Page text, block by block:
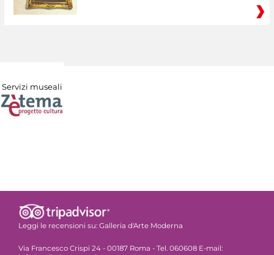
Servizi museali
Leggi le recensioni su: Galleria d'Arte Moderna
Via Francesco Crispi 24 - 00187 Roma - Tel. 060608 E-mail: